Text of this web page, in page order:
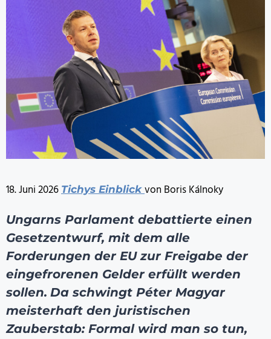
18. Juni 2026 Tichys Einblick von Boris Kálnoky
Ungarns Parlament debattierte einen
Gesetzentwurf, mit dem alle
Forderungen der EU zur Freigabe der
eingefrorenen Gelder erfüllt werden
sollen. Da schwingt Péter Magyar
meisterhaft den juristischen
Zauberstab: Formal wird man so tun,